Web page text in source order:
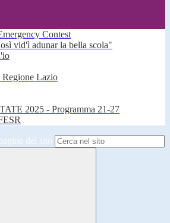
Contest
vid'ì adunar la bella scola"
Lazio
2025 - Programma 21-27
del sito